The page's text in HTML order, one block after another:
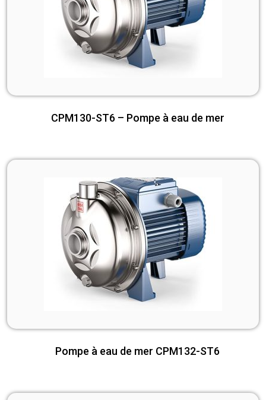
CPM130-ST6 – Pompe à eau de mer
Pompe à eau de mer CPM132-ST6